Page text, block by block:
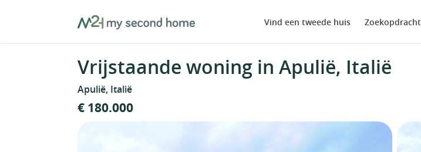
MySecondHome Vind een tweede huis Zoekopdracht
Vrijstaande woning in Apulië, Italië
Apulië, Italië
€ 180.000